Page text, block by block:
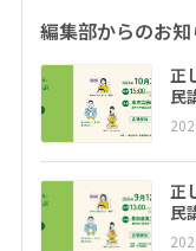
編集部からのお知
正
民
正
民